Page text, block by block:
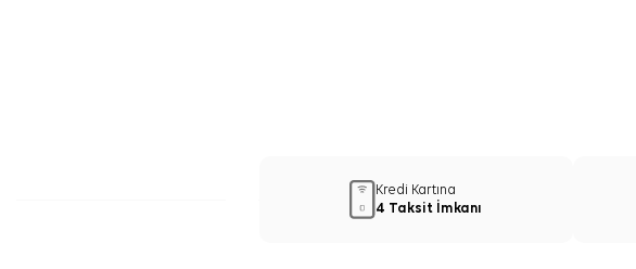
Kredi Kartına
4 Taksit İmkanı